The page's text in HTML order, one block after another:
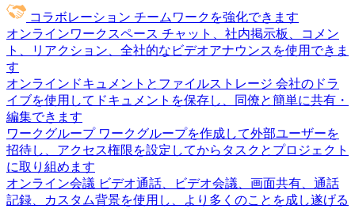
コラボレーション チームワークを強化できます
オンラインワークスペース チャット、社内掲示板、コメン
ト、リアクション、全社的なビデオアナウンスを使用できま
す
オンラインドキュメントとファイルストレージ 会社のドラ
イブを使用してドキュメントを保存し、同僚と簡単に共有・
編集できます
ワークグループ ワークグループを作成して外部ユーザーを
招待し、アクセス権限を設定してからタスクとプロジェクト
に取り組めます
オンライン会議 ビデオ通話、ビデオ会議、画面共有、通話
記録、カスタム背景を使用し、より多くのことを成し遂げる